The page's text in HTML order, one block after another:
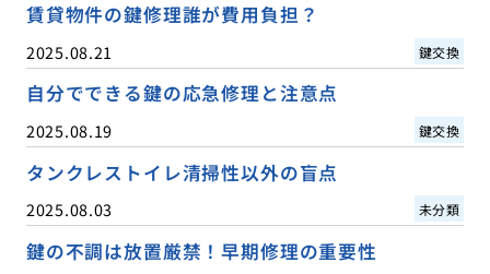
賃貸物件の鍵修理誰が費用負担？
2025.08.21 鍵交換
自分でできる鍵の応急修理と注意点
2025.08.19 鍵交換
タンクレストイレ清掃性以外の盲点
2025.08.03 未分類
鍵の不調は放置厳禁！早期修理の重要性